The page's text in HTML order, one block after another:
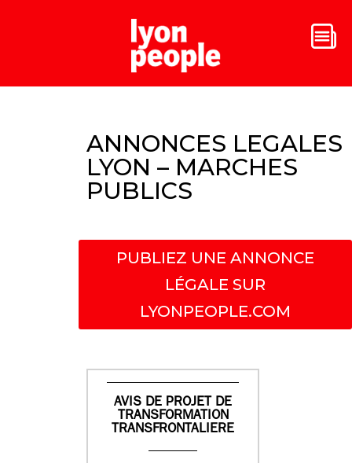
ANNONCES LEGALES
LYON – MARCHES
PUBLICS
PUBLIEZ UNE ANNONCE
LÉGALE SUR
LYONPEOPLE.COM
AVIS DE PROJET DE
TRANSFORMATION
TRANSFRONTALIERE